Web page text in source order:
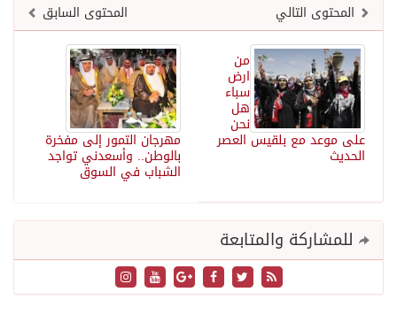
المحتوى السابق المحتوى التالي
مهرجان التمور إلى مفخرة
بالوطن.. وأسعدني تواجد
الشباب في السوق
من
ارض
سباء
هل
نحن
على موعد مع بلقيس العصر
الحديث
للمشاركة والمتابعة